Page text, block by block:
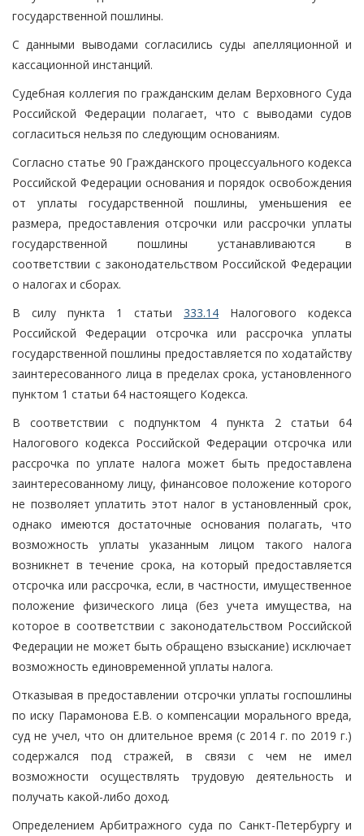
государственной пошлины.
С данными выводами согласились суды апелляционной и
кассационной инстанций.
Судебная коллегия по гражданским делам Верховного Суда
Российской Федерации полагает, что с выводами судов
согласиться нельзя по следующим основаниям.
Согласно статье 90 Гражданского процессуального кодекса
Российской Федерации основания и порядок освобождения
от уплаты государственной пошлины, уменьшения ее
размера, предоставления отсрочки или рассрочки уплаты
государственной пошлины устанавливаются в
соответствии с законодательством Российской Федерации
о налогах и сборах.
В силу пункта 1 статьи 333.14 Налогового кодекса
Российской Федерации отсрочка или рассрочка уплаты
государственной пошлины предоставляется по ходатайству
заинтересованного лица в пределах срока, установленного
пунктом 1 статьи 64 настоящего Кодекса.
В соответствии с подпунктом 4 пункта 2 статьи 64
Налогового кодекса Российской Федерации отсрочка или
рассрочка по уплате налога может быть предоставлена
заинтересованному лицу, финансовое положение которого
не позволяет уплатить этот налог в установленный срок,
однако имеются достаточные основания полагать, что
возможность уплаты указанным лицом такого налога
возникнет в течение срока, на который предоставляется
отсрочка или рассрочка, если, в частности, имущественное
положение физического лица (без учета имущества, на
которое в соответствии с законодательством Российской
Федерации не может быть обращено взыскание) исключает
возможность единовременной уплаты налога.
Отказывая в предоставлении отсрочки уплаты госпошлины
по иску Парамонова Е.В. о компенсации морального вреда,
суд не учел, что он длительное время (с 2014 г. по 2019 г.)
содержался под стражей, в связи с чем не имел
возможности осуществлять трудовую деятельность и
получать какой-либо доход.
Определением Арбитражного суда по Санкт-Петербургу и